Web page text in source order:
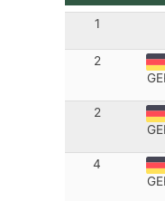
1
2
2
4